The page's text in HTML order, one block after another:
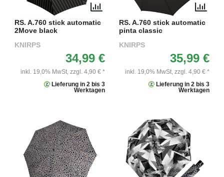
RS. A.760 stick automatic
2Move black
KNIRPS
34,99 €
inkl. 19,0% MwSt, zzgl. 4,90 € *
Lieferung in 2 bis 3
Werktagen
RS. A.760 stick automatic
pinta classic
KNIRPS
35,99 €
inkl. 19,0% MwSt, zzgl. 4,90 € *
Lieferung in 2 bis 3
Werktagen